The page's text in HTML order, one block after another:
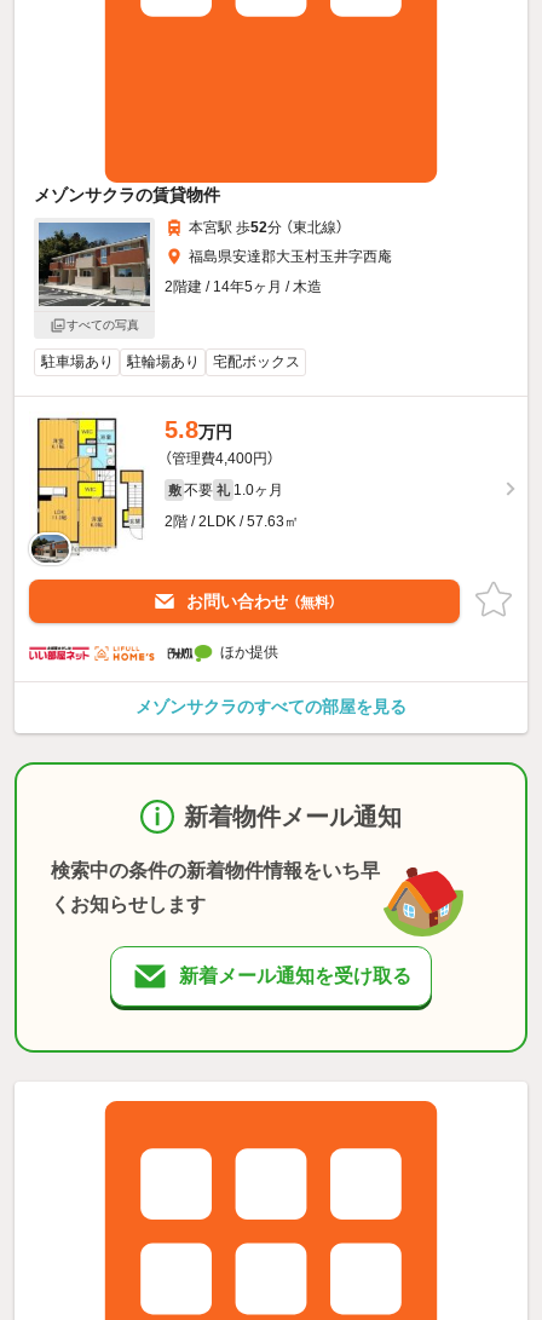
メゾンサクラの賃貸物件
すべての写真
本宮駅 歩52分 （東北線）
福島県安達郡大玉村玉井字西庵
2階建 / 14年5ヶ月 / 木造
駐車場あり 駐輪場あり 宅配ボックス
5.8万円
（管理費4,400円）
敷 不要 礼 1.0ヶ月
2階 / 2LDK / 57.63㎡
お問い合わせ （無料）
ほか提供
メゾンサクラのすべての部屋を見る
新着物件メール通知
検索中の条件の新着物件情報をいち早
くお知らせします
新着メール通知を受け取る